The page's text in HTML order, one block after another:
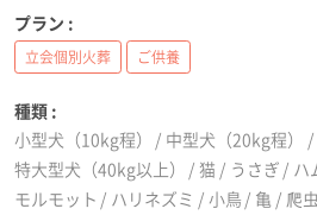
プラン :
立会個別火葬 ご供養
種類 :
小型犬（10kg程）
中型犬（20kg程）
特大型犬（40kg以上）
猫 うさぎ ハ
モルモット
ハリネズミ 小鳥 亀 爬